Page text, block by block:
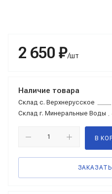
2 650 ₽/шт
Наличие товара
Склад с. Верхнерусское
Склад г. Минеральные Воды
В